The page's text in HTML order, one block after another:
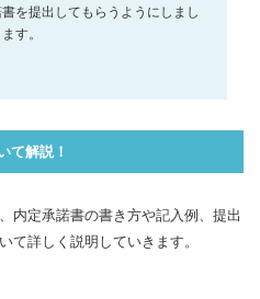
を提出してもらうようにしまし
す。
て解説！
内定承諾書の書き方や記入例、提出
て詳しく説明していきます。